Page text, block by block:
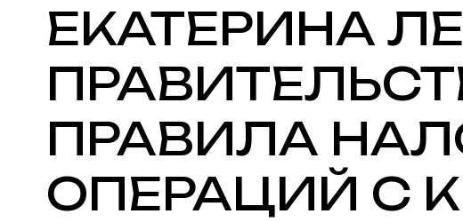
ЕКАТЕРИНА
ПРАВИЛА
ОПЕРАЦИЙ С